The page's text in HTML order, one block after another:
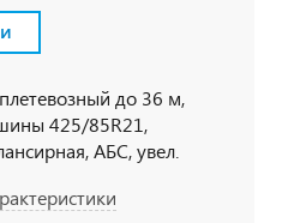
до 36 м,
425/85R21,
АБС, увел.